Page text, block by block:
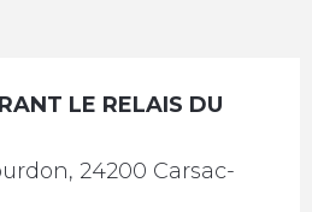
LE RELAIS DU
24200 Carsac-